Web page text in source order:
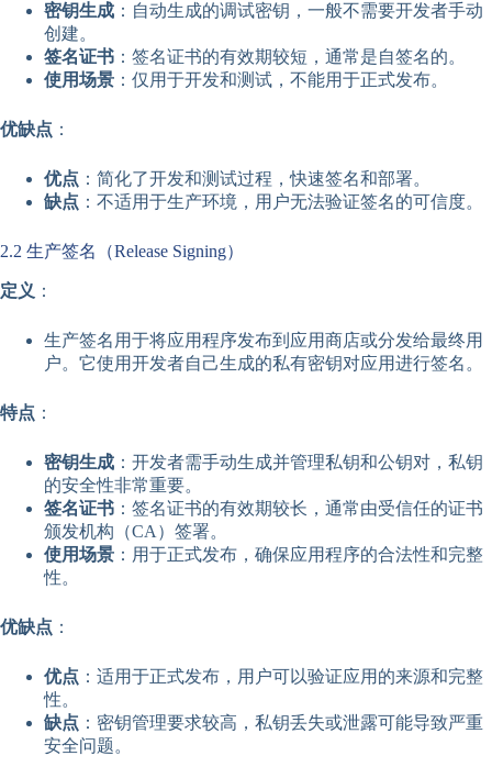
密钥生成 ：自动生成的调试密钥，一般不需要开发者手动
创建。
签名证书 ：签名证书的有效期较短，通常是自签名的。
使用场景 ：仅用于开发和测试，不能用于正式发布。
优缺点 ：
优点 ：简化了开发和测试过程，快速签名和部署。
缺点 ：不适用于生产环境，用户无法验证签名的可信度。
2.2 生产签名（Release Signing）
定义 ：
生产签名用于将应用程序发布到应用商店或分发给最终用
户。它使用开发者自己生成的私有密钥对应用进行签名。
特点 ：
密钥生成 ：开发者需手动生成并管理私钥和公钥对，私钥
的安全性非常重要。
签名证书 ：签名证书的有效期较长，通常由受信任的证书
颁发机构（CA）签署。
使用场景 ：用于正式发布，确保应用程序的合法性和完整
性。
优缺点 ：
优点 ：适用于正式发布，用户可以验证应用的来源和完整
性。
缺点 ：密钥管理要求较高，私钥丢失或泄露可能导致严重
安全问题。